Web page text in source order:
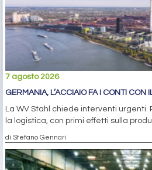
7 agosto 2026
GERMANIA, L’ACCIAIO FA I CONTI CON
La WV Stahl chiede interventi urgenti.
la logistica, con primi effetti sulla
di Stefano Gennari